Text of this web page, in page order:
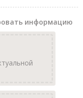
информацию